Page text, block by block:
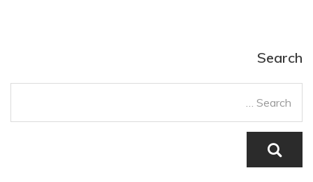
Search